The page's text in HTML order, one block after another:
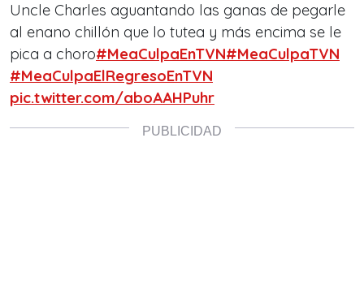
Uncle Charles aguantando las ganas de pegarle
al enano chillón que lo tutea y más encima se le
pica a choro#MeaCulpaEnTVN#MeaCulpaTVN
#MeaCulpaElRegresoEnTVN
pic.twitter.com/aboAAHPuhr